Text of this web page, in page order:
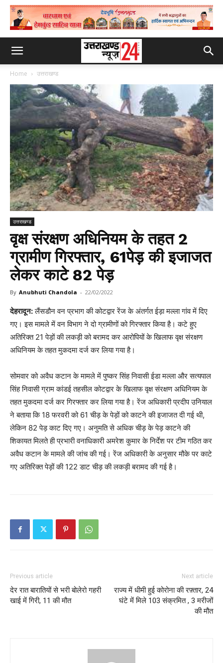
Home उत्तराखण्ड
उत्तराखण्ड
वृक्ष संरक्षण अधिनियम के तहत 2
ग्रामीण गिरफ्तार, 61पेड़ की इजाजत
लेकर काटे 82 पेड़
By Anubhuti Chandola - 22/02/2022
देहरादून:लैंसडौन वन प्रभाग की कोटद्वार रेंज के अंतर्गत ईड़ा मल्ला गांव में दिए
गए। इस मामले में वन विभाग ने दो ग्रामीणों को गिरफ्तार किया है। कटे हुए
अतिरिक्त 21 पेड़ों की लकड़ी को बरामद कर आरोपियों के खिलाफ वृक्ष संरक्षण
अधिनियम के तहत मुकदमा दर्ज कर लिया गया है।
सोमवार को अवैध कटान के मामले में पुष्कर सिंह निवासी ईडा मल्ला और सत्यपाल
सिंह निवासी ग्राम कांडई तहसील कोटद्वार के खिलाफ वृक्ष संरक्षण अधिनियम के
तहत मुकदमा दर्ज कर गिरफ्तार कर लिया गया है। रेंज अधिकारी प्रदीप उनियाल
ने बताया कि 18 फरवरी को 61 चीड़ के पेड़ों को काटने की इजाजत दी गई थी,
लेकिन 82 पेड़ काट दिए गए। अनुमति से अधिक चीड़ के पेड़ काटने की
शिकायत मिलते ही प्रभारी वनाधिकारी अमरेश कुमार के निर्देश पर टीम गठित कर
अवैध कटान के मामले की जांच की गई। रेंज अधिकारी के अनुसार मौके पर काटे
गए अतिरिक्त पेड़ों की 122 डाट चीड़ की लकड़ी बरामद की गई है।
Previous article
देर रात बारातियों से भरी बोलेरो गहरी
खाई में गिरी, 11 की मौत
Next article
राज्य में धीमी हुई कोरोना की रफ़्तार, 24
घंटे में मिले 103 संक्रमित , 3 मरीजों
की मौत